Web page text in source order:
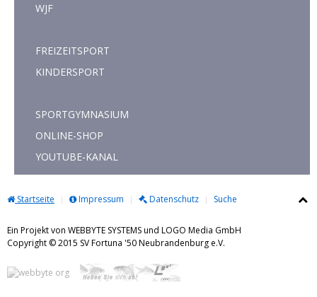
WJF
FREIZEITSPORT
KINDERSPORT
SPORTGYMNASIUM
ONLINE-SHOP
YOUTUBE-KANAL
Startseite Impressum Datenschutz Suche
Ein Projekt von WEBBYTE SYSTEMS und LOGO Media GmbH
Copyright © 2015 SV Fortuna '50 Neubrandenburg e.V.